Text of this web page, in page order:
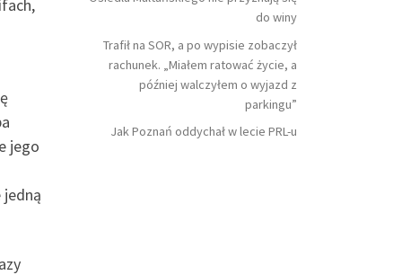
jego
do winy
Trafił na SOR, a po wypisie zobaczył
rachunek. „Miałem ratować życie, a
później walczyłem o wyjazd z
parkingu”
Jak Poznań oddychał w lecie PRL-u